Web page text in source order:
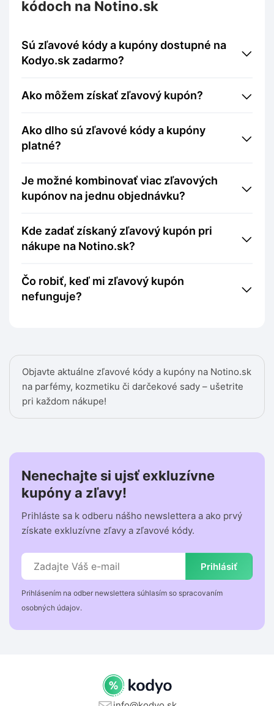
Objavte aktuálne zľavové kódy a kupóny na Notino.sk
na parfémy, kozmetiku či darčekové sady – ušetrite
pri každom nákupe!
kódoch na Notino.sk
Sú zľavové kódy a kupóny dostupné na
Kodyo.sk zadarmo?
Ako môžem získať zľavový kupón?
Ako dlho sú zľavové kódy a kupóny
platné?
Je možné kombinovať viac zľavových
kupónov na jednu objednávku?
Kde zadať získaný zľavový kupón pri
nákupe na Notino.sk?
Čo robiť, keď mi zľavový kupón
nefunguje?
Nenechajte si ujsť exkluzívne
kupóny a zľavy!
Prihláste sa k odberu nášho newslettera a ako prvý
získate exkluzívne zľavy a zľavové kódy.
Prihlásiť
Prihlásením na odber newslettera súhlasím so spracovaním
osobných údajov.